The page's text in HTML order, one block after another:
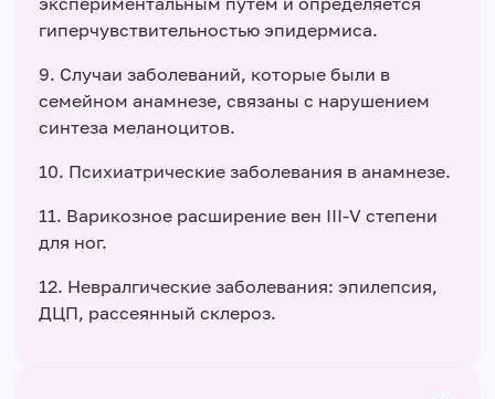
гиперчувствительностью эпидермиса.
9. Случаи заболеваний, которые были в
семейном анамнезе, связаны с нарушением
синтеза меланоцитов.
10. Психиатрические заболевания в анамнезе.
11. Варикозное расширение вен ІІІ-V степени
для ног.
12. Невралгические заболевания: эпилепсия,
ДЦП, рассеянный склероз.